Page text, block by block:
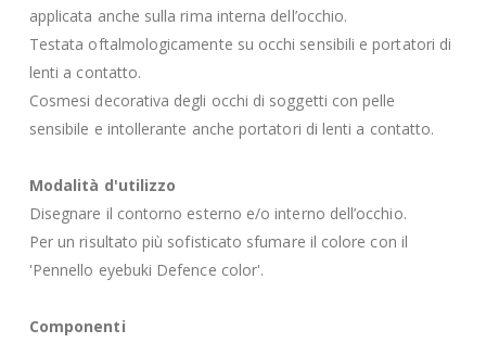
applicata anche sulla rima interna dell’occhio.
Testata oftalmologicamente su occhi sensibili e portatori di
lenti a contatto.
Cosmesi decorativa degli occhi di soggetti con pelle
sensibile e intollerante anche portatori di lenti a contatto.
Modalità d'utilizzo
Disegnare il contorno esterno e/o interno dell’occhio.
Per un risultato più sofisticato sfumare il colore con il
'Pennello eyebuki Defence color'.
Componenti